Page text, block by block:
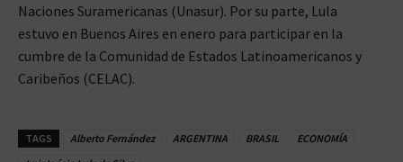
Naciones Suramericanas (Unasur). Por su parte, Lula
estuvo en Buenos Aires en enero para participar en la
cumbre de la Comunidad de Estados Latinoamericanos y
Caribeños (CELAC).
TAGS Alberto Fernández ARGENTINA BRASIL
ECONOMÍA